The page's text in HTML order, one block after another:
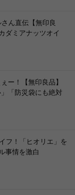
ん直伝【無印良
ダミアナッツオイ
ー！【無印良品】
「防災袋にも絶対
フ！「ヒオリエ」を
事情を激白